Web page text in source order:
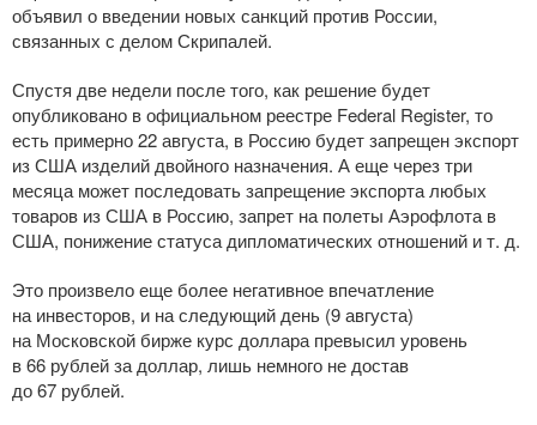
объявил о введении новых санкций против России,
связанных с делом Скрипалей.
Спустя две недели после того, как решение будет
опубликовано в официальном реестре Federal Register, то
есть примерно 22 августа, в Россию будет запрещен экспорт
из США изделий двойного назначения. А еще через три
месяца может последовать запрещение экспорта любых
товаров из США в Россию, запрет на полеты Аэрофлота в
США, понижение статуса дипломатических отношений и т. д.
Это произвело еще более негативное впечатление
на инвесторов, и на следующий день (9 августа)
на Московской бирже курс доллара превысил уровень
в 66 рублей за доллар, лишь немного не достав
до 67 рублей.